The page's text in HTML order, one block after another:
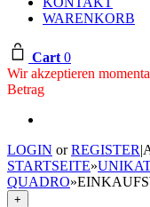
WARENKORB
Cart 0
Wir akzeptieren
Betrag
LOGIN orREGISTER|
STARTSEITE»
QUADRO»
+